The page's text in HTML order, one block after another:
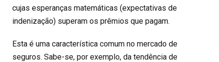
cujas esperanças matemáticas (expectativas de
indenização) superam os prêmios que pagam.
Esta é uma característica comum no mercado de
seguros. Sabe-se, por exemplo, da tendência de